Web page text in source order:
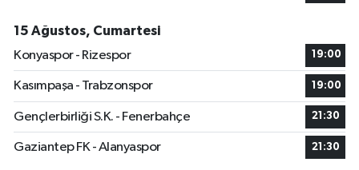
15 Ağustos, Cumartesi
Konyaspor - Rizespor
19:00
Kasımpaşa - Trabzonspor 19:00
Gençlerbirliği S.K. - Fenerbahçe 21:30
Gaziantep FK - Alanyaspor 21:30